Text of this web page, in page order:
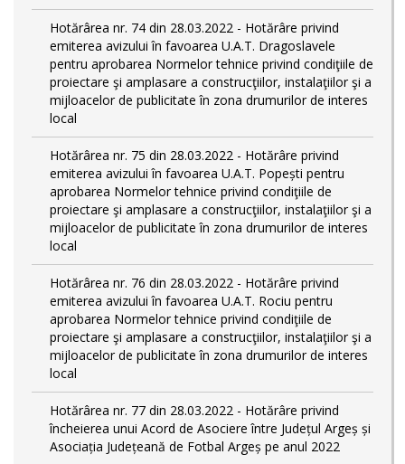
Hotărârea nr. 74 din 28.03.2022 - Hotărâre privind
emiterea avizului în favoarea U.A.T. Dragoslavele
pentru aprobarea Normelor tehnice privind condiţiile de
proiectare şi amplasare a construcţiilor, instalaţiilor şi a
mijloacelor de publicitate în zona drumurilor de interes
local
Hotărârea nr. 75 din 28.03.2022 - Hotărâre privind
emiterea avizului în favoarea U.A.T. Popești pentru
aprobarea Normelor tehnice privind condiţiile de
proiectare şi amplasare a construcţiilor, instalaţiilor şi a
mijloacelor de publicitate în zona drumurilor de interes
local
Hotărârea nr. 76 din 28.03.2022 - Hotărâre privind
emiterea avizului în favoarea U.A.T. Rociu pentru
aprobarea Normelor tehnice privind condiţiile de
proiectare şi amplasare a construcţiilor, instalaţiilor şi a
mijloacelor de publicitate în zona drumurilor de interes
local
Hotărârea nr. 77 din 28.03.2022 - Hotărâre privind
încheierea unui Acord de Asociere între Județul Argeș și
Asociația Județeană de Fotbal Argeș pe anul 2022